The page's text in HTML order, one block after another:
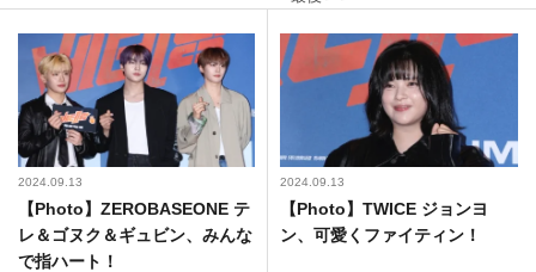
2024.09.13
【Photo】ZEROBASEONE テ
レ＆ゴヌク＆ギュビン、みんな
で指ハート！
2024.09.13
【Photo】TWICE ジョンヨ
ン、可愛くファイティン！